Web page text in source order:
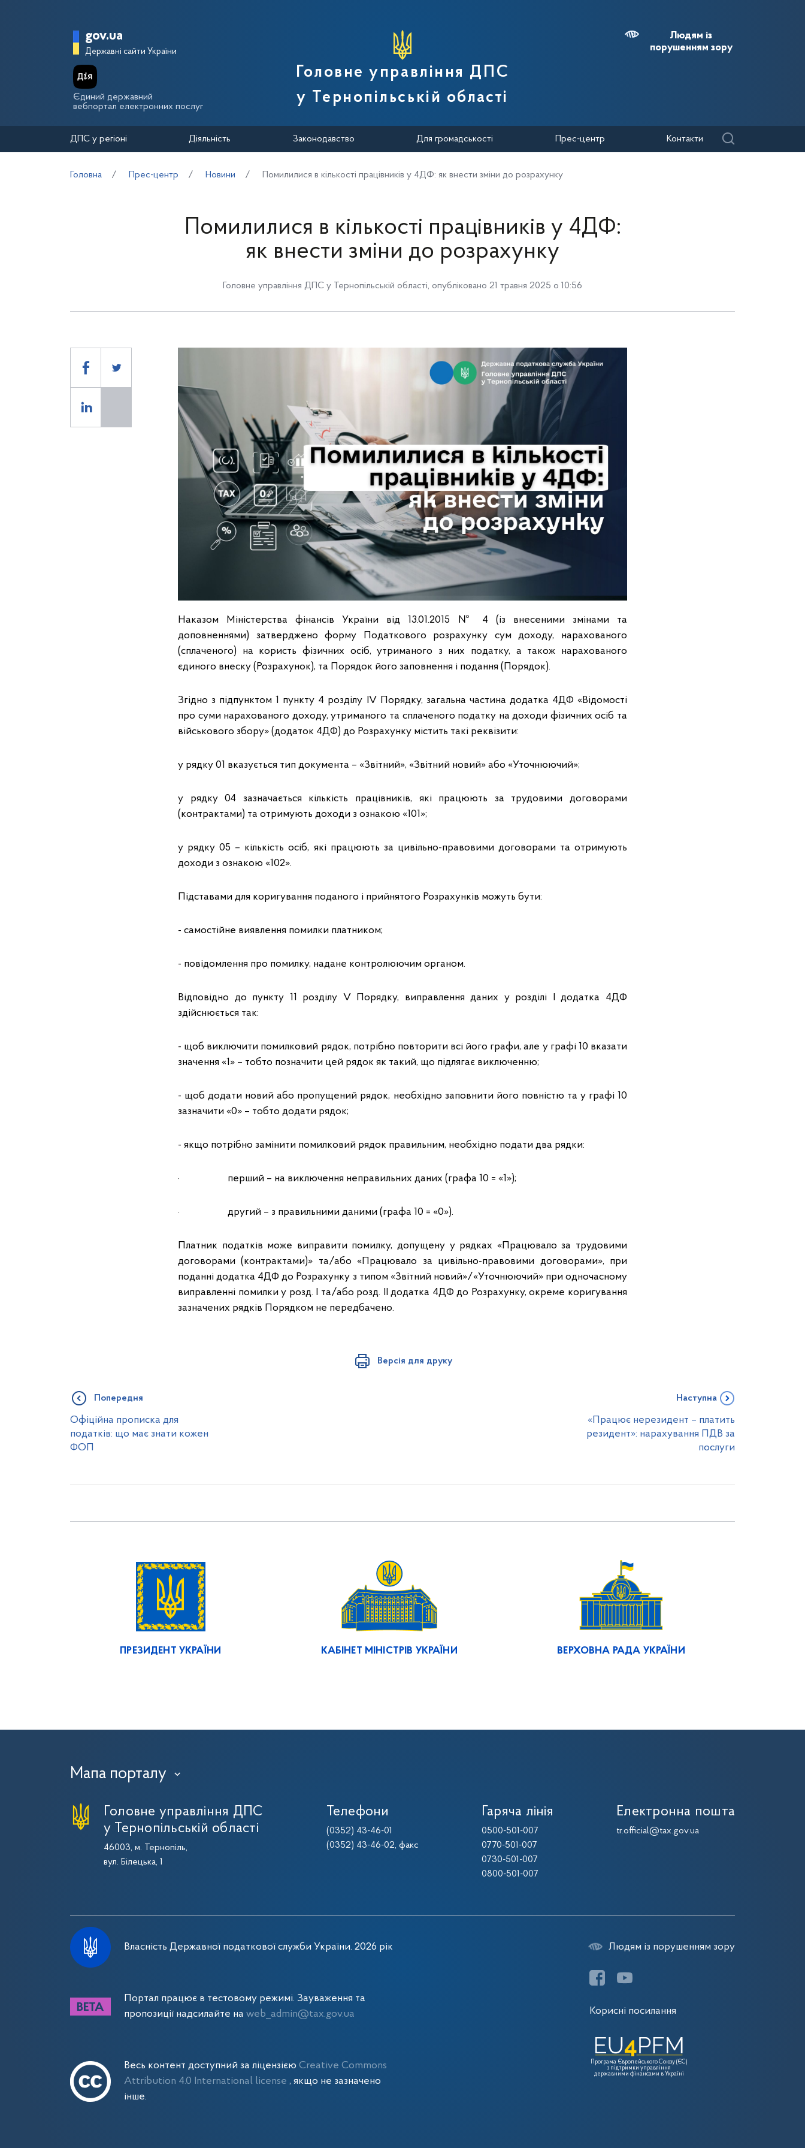
Головна сторінка Державної податкової служби України
gov.ua
Державні сайти України
Єдиний державний
вебпортал електронних послуг
Головне управління ДПС
у Тернопільській області
Людям із
порушенням зору
ДПС у регіоні Діяльність Законодавство Для громадськості Прес-центр Контакти
Головна Прес-центр Новини Помилилися в кількості працівників у 4ДФ: як внести зміни до розрахунку
Помилилися в кількості працівників у 4ДФ:
як внести зміни до розрахунку
Головне управління ДПС у Тернопільській області, опубліковано 21 травня 2025 о 10:56
Наказом Міністерства фінансів України від 13.01.2015 № 4 (із внесеними змінами та
доповненнями) затверджено форму Податкового розрахунку сум доходу, нарахованого
(сплаченого) на користь фізичних осіб, утриманого з них податку, а також нарахованого
єдиного внеску (Розрахунок), та Порядок його заповнення і подання (Порядок).
Згідно з підпунктом 1 пункту 4 розділу IV Порядку, загальна частина додатка 4ДФ «Відомості
про суми нарахованого доходу, утриманого та сплаченого податку на доходи фізичних осіб та
військового збору» (додаток 4ДФ) до Розрахунку містить такі реквізити:
у рядку 01 вказується тип документа – «Звітний», «Звітний новий» або «Уточнюючий»;
у рядку 04 зазначається кількість працівників, які працюють за трудовими договорами
(контрактами) та отримують доходи з ознакою «101»;
у рядку 05 – кількість осіб, які працюють за цивільно-правовими договорами та отримують
доходи з ознакою «102».
Підставами для коригування поданого і прийнятого Розрахунків можуть бути:
- самостійне виявлення помилки платником;
- повідомлення про помилку, надане контролюючим органом.
Відповідно до пункту 11 розділу V Порядку, виправлення даних у розділі I додатка 4ДФ
здійснюється так:
- щоб виключити помилковий рядок, потрібно повторити всі його графи, але у графі 10 вказати
значення «1» – тобто позначити цей рядок як такий, що підлягає виключенню;
- щоб додати новий або пропущений рядок, необхідно заповнити його повністю та у графі 10
зазначити «0» – тобто додати рядок;
- якщо потрібно замінити помилковий рядок правильним, необхідно подати два рядки:
· перший – на виключення неправильних даних (графа 10 = «1»);
· другий – з правильними даними (графа 10 = «0»).
Платник податків може виправити помилку, допущену у рядках «Працювало за трудовими
договорами (контрактами)» та/або «Працювало за цивільно-правовими договорами», при
поданні додатка 4ДФ до Розрахунку з типом «Звітний новий»/«Уточнюючий» при одночасному
виправленні помилки у розд. I та/або розд. II додатка 4ДФ до Розрахунку, окреме коригування
зазначених рядків Порядком не передбачено.
Версія для друку
Попередня
Офіційна прописка для
податків: що має знати кожен
ФОП
Наступна
«Працює нерезидент – платить
резидент»: нарахування ПДВ за
послуги
ПРЕЗИДЕНТ УКРАЇНИ КАБІНЕТ МІНІСТРІВ УКРАЇНИ ВЕРХОВНА РАДА УКРАЇНИ
Мапа порталу ›
Головне управління ДПС
у Тернопільській області
46003, м. Тернопіль,
вул. Білецька, 1
Телефони
(0352) 43-46-01
(0352) 43-46-02, факс
Гаряча лінія
0500-501-007
0770-501-007
0730-501-007
0800-501-007
Електронна пошта
tr.official@tax.gov.ua
Власність Державної податкової служби України. 2026 рік
Портал працює в тестовому режимі. Зауваження та
пропозиції надсилайте на web_admin@tax.gov.ua
Весь контент доступний за ліцензією Creative Commons
Attribution 4.0 International license , якщо не зазначено
інше.
Людям із порушенням зору
Корисні посилання
Програма Європейського Союзу (ЄС)
з підтримки управління
державними фінансами в Україні